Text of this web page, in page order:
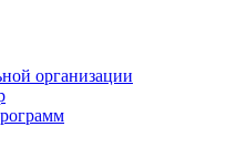
организации